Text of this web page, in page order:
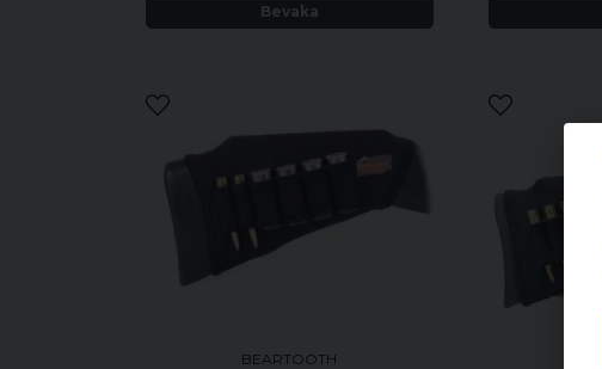
Bevaka
BEARTOOTH